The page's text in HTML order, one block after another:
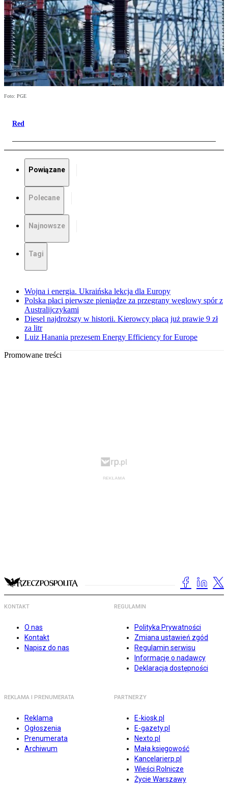
Foto: PGE
Red
Powiązane
Polecane
Najnowsze
Tagi
Wojna i energia. Ukraińska lekcja dla Europy
Polska płaci pierwsze pieniądze za przegrany węglowy spór z
Australijczykami
Diesel najdroższy w historii. Kierowcy płacą już prawie 9 zł
za litr
Luiz Hanania prezesem Energy Efficiency for Europe
Promowane treści
KONTAKT
O nas
Kontakt
Napisz do nas
REGULAMIN
Polityka Prywatności
Zmiana ustawień zgód
Regulamin serwisu
Informacje o nadawcy
Deklaracja dostępności
REKLAMA I PRENUMERATA
Reklama
Ogłoszenia
Prenumerata
Archiwum
PARTNERZY
E-kiosk.pl
E-gazety.pl
Nexto.pl
Mała księgowość
Kancelarierp.pl
Wieści Rolnicze
Życie Warszawy